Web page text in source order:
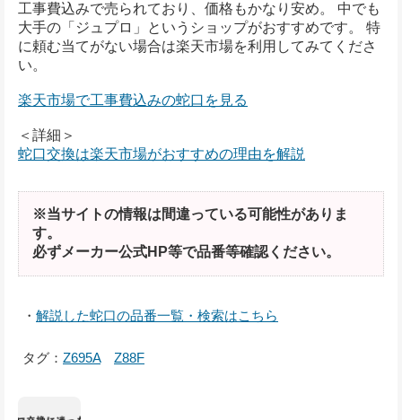
工事費込みで売られており、価格もかなり安め。 中でも
大手の「ジュプロ」というショップがおすすめです。 特
に頼む当てがない場合は楽天市場を利用してみてくださ
い。
楽天市場で工事費込みの蛇口を見る
＜詳細＞
蛇口交換は楽天市場がおすすめの理由を解説
※当サイトの情報は間違っている可能性がありま
す。
必ずメーカー公式HP等で品番等確認ください。
・ 解説した蛇口の品番一覧・検索はこちら
タグ： Z695A Z88F